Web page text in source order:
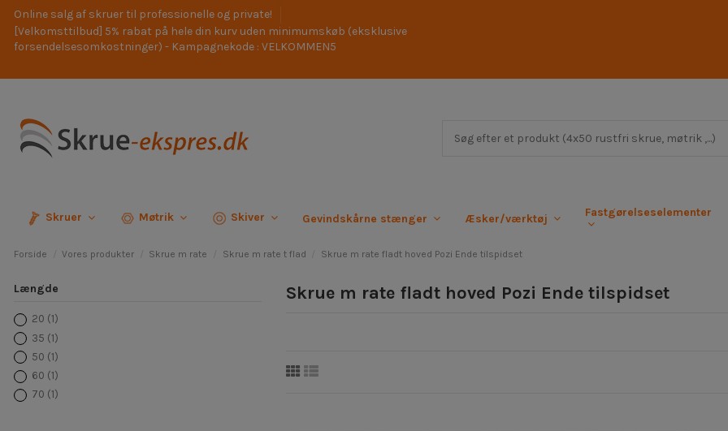
Online salg af skruer til professionelle og private!
[Velkomsttilbud] 5% rabat på hele din kurv uden minimumskøb (eksklusive
forsendelsesomkostninger) - Kampagnekode : VELKOMMEN5
Skruer Møtrik Skiver Gevindskårne stænger Æsker/værktøj Fastgørelseselementer
Forside Vores produkter Skrue m rate Skrue m rate t flad Skrue m rate fladt hoved Pozi Ende tilspidset
Skrue m rate fladt hoved Pozi Ende tilspidset
Længde
20 (1)
35 (1)
50 (1)
60 (1)
70 (1)